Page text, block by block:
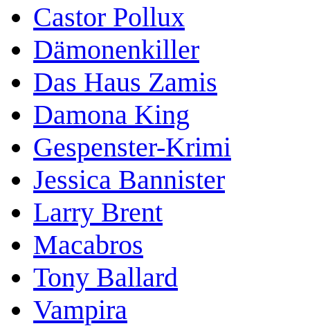
Castor Pollux
Dämonenkiller
Das Haus Zamis
Damona King
Gespenster-Krimi
Jessica Bannister
Larry Brent
Macabros
Tony Ballard
Vampira